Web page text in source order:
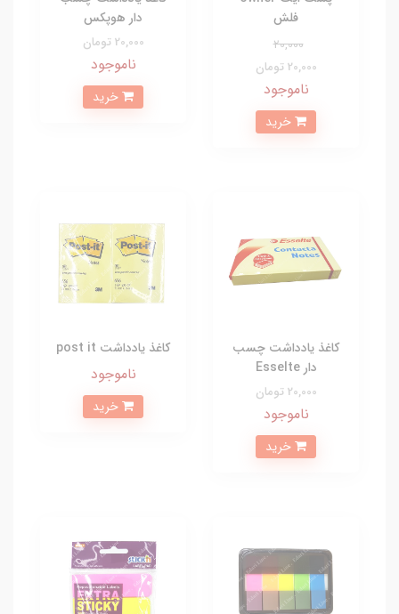
فلش
20,000
20,000 تومان
ناموجود
دار هوپکس
20,000 تومان
ناموجود
کاغذ یادداشت چسب
دار Esselte
20,000 تومان
ناموجود
کاغذ یادداشت post it
ناموجود